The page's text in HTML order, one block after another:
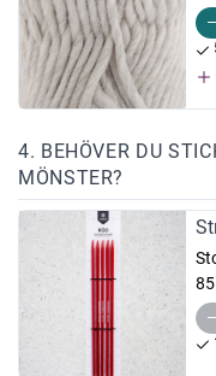
4. BEHÖVER DU
MÖNSTER?
85